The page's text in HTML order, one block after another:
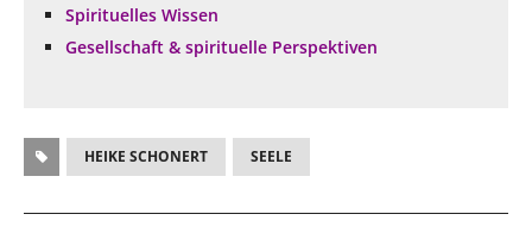
Spirituelles Wissen
Gesellschaft & spirituelle Perspektiven
HEIKE SCHONERT SEELE